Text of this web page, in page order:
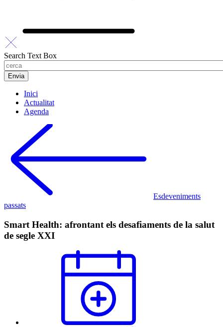
Search Text Box
Inici
Actualitat
Agenda
Esdeveniments
passats
Smart Health: afrontant els desafiaments de la salut
de segle XXI